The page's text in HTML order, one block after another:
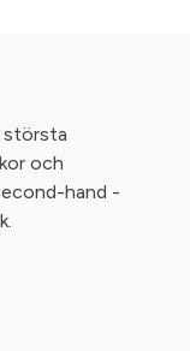
största
och
hand -